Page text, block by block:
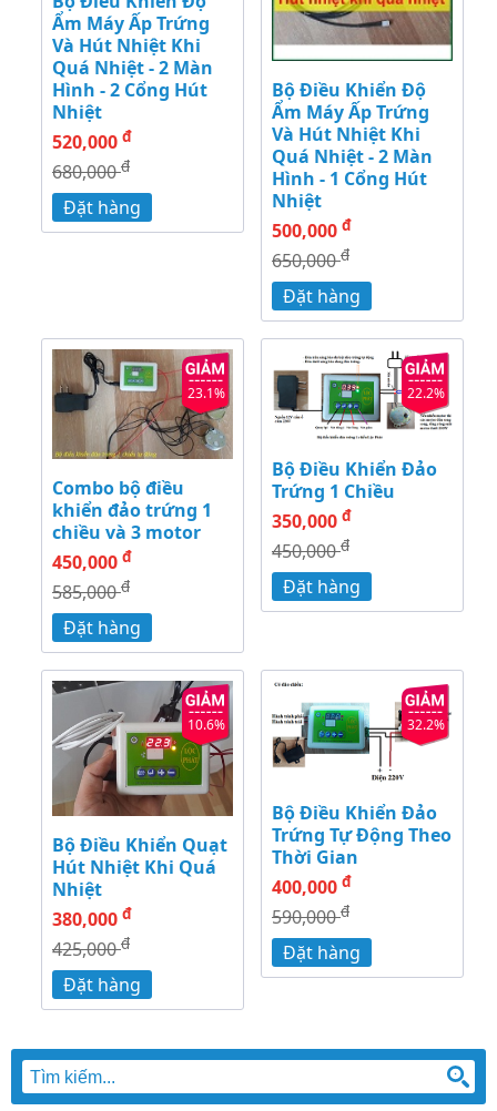
Ẩm Máy Ấp Trứng
Và Hút Nhiệt Khi
Quá Nhiệt - 2 Màn
Hình - 2 Cổng Hút
Nhiệt
520,000 đ
680,000đ
Đặt hàng
Bộ Điều Khiển Độ
Ẩm Máy Ấp Trứng
Và Hút Nhiệt Khi
Quá Nhiệt - 2 Màn
Hình - 1 Cổng Hút
Nhiệt
500,000 đ
650,000đ
Đặt hàng
23.1%
Combo bộ điều
khiển đảo trứng 1
chiều và 3 motor
450,000 đ
585,000đ
Đặt hàng
22.2%
Bộ Điều Khiển Đảo
Trứng 1 Chiều
350,000 đ
450,000đ
Đặt hàng
10.6%
Bộ Điều Khiển Quạt
Hút Nhiệt Khi Quá
Nhiệt
380,000 đ
425,000đ
Đặt hàng
32.2%
Bộ Điều Khiển Đảo
Trứng Tự Động Theo
Thời Gian
400,000 đ
590,000đ
Đặt hàng